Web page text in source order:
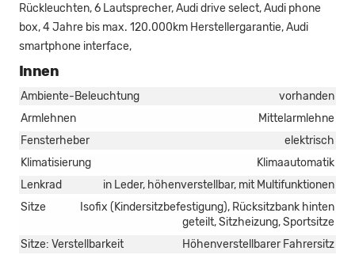
Rückleuchten, 6 Lautsprecher, Audi drive select, Audi phone
box, 4 Jahre bis max. 120.000km Herstellergarantie, Audi
smartphone interface,
Innen
Ambiente-Beleuchtung
vorhanden
Armlehnen
Mittelarmlehne
Fensterheber
elektrisch
Klimatisierung
Klimaautomatik
Lenkrad
in Leder, höhenverstellbar, mit Multifunktionen
Sitze
Isofix (Kindersitzbefestigung), Rücksitzbank hinten
geteilt, Sitzheizung, Sportsitze
Sitze: Verstellbarkeit
Höhenverstellbarer Fahrersitz